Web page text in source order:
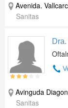
Avenida.
Sanitas
Avinguda
Sanitas